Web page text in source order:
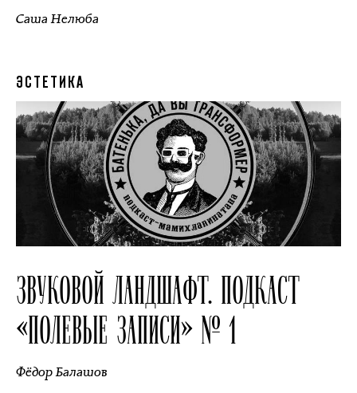
Саша Нелюба
ЭСТЕТИКА
ЗВУКОВОЙ ЛАНДШАФТ. ПОДКАСТ
«ПОЛЕВЫЕ ЗАПИСИ» № 1
Фёдор Балашов